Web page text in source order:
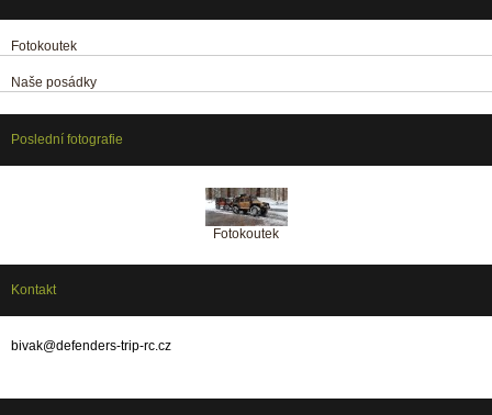
Fotokoutek
Naše posádky
Poslední fotografie
Fotokoutek
Kontakt
bivak@defenders-trip-rc.cz